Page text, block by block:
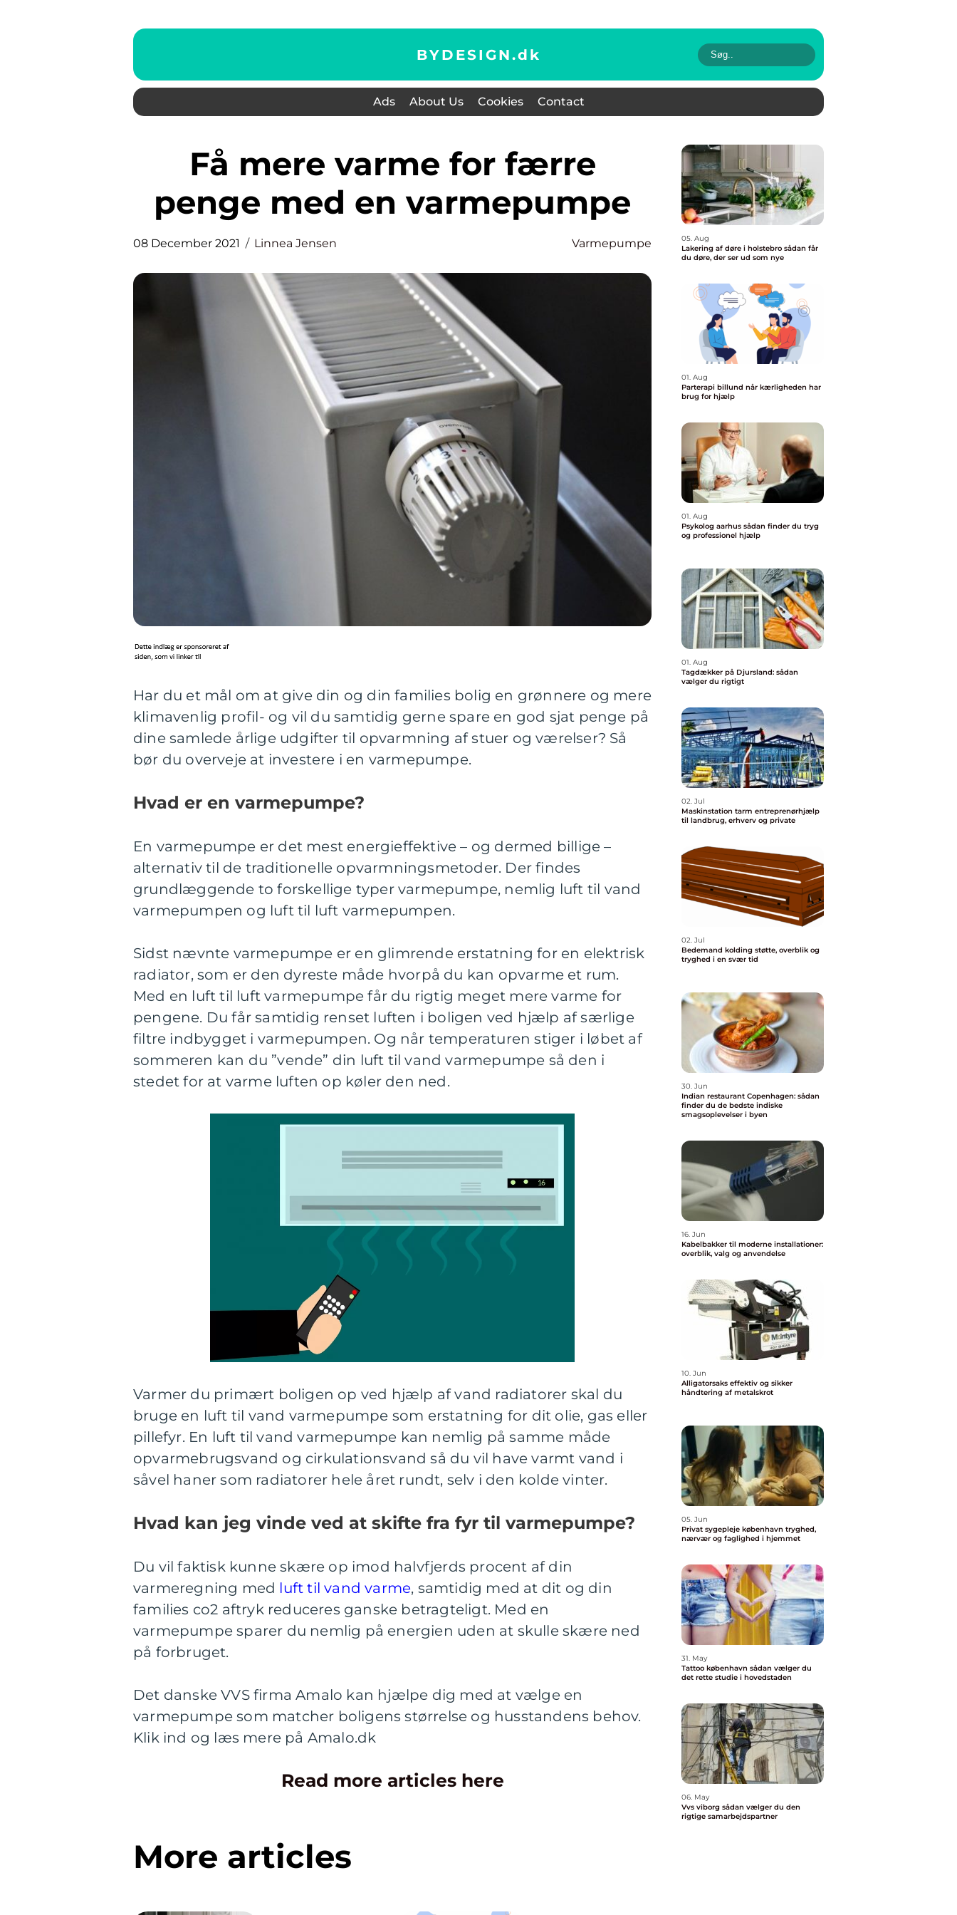
BYDESIGN.dk
Ads About Us Cookies Contact
Få mere varme for færre
penge med en varmepumpe
08 December 2021 Linnea Jensen Varmepumpe
Har du et mål om at give din og din families bolig en grønnere og mere
klimavenlig profil- og vil du samtidig gerne spare en god sjat penge på
dine samlede årlige udgifter til opvarmning af stuer og værelser? Så
bør du overveje at investere i en varmepumpe.
Hvad er en varmepumpe?
En varmepumpe er det mest energieffektive – og dermed billige –
alternativ til de traditionelle opvarmningsmetoder. Der findes
grundlæggende to forskellige typer varmepumpe, nemlig luft til vand
varmepumpen og luft til luft varmepumpen.
Sidst nævnte varmepumpe er en glimrende erstatning for en elektrisk
radiator, som er den dyreste måde hvorpå du kan opvarme et rum.
Med en luft til luft varmepumpe får du rigtig meget mere varme for
pengene. Du får samtidig renset luften i boligen ved hjælp af særlige
filtre indbygget i varmepumpen. Og når temperaturen stiger i løbet af
sommeren kan du ”vende” din luft til vand varmepumpe så den i
stedet for at varme luften op køler den ned.
Varmer du primært boligen op ved hjælp af vand radiatorer skal du
bruge en luft til vand varmepumpe som erstatning for dit olie, gas eller
pillefyr. En luft til vand varmepumpe kan nemlig på samme måde
opvarmebrugsvand og cirkulationsvand så du vil have varmt vand i
såvel haner som radiatorer hele året rundt, selv i den kolde vinter.
Hvad kan jeg vinde ved at skifte fra fyr til varmepumpe?
Du vil faktisk kunne skære op imod halvfjerds procent af din
varmeregning med luft til vand varme, samtidig med at dit og din
families co2 aftryk reduceres ganske betragteligt. Med en
varmepumpe sparer du nemlig på energien uden at skulle skære ned
på forbruget.
Det danske VVS firma Amalo kan hjælpe dig med at vælge en
varmepumpe som matcher boligens størrelse og husstandens behov.
Klik ind og læs mere på Amalo.dk
Read more articles here
More articles
05. Aug
Lakering af døre i holstebro sådan får
du døre, der ser ud som nye
01. Aug
Parterapi billund når kærligheden har
brug for hjælp
01. Aug
Psykolog aarhus sådan finder du tryg
og professionel hjælp
01. Aug
Tagdækker på Djursland: sådan
vælger du rigtigt
02. Jul
Maskinstation tarm entreprenørhjælp
til landbrug, erhverv og private
02. Jul
Bedemand kolding støtte, overblik og
tryghed i en svær tid
30. Jun
Indian restaurant Copenhagen: sådan
finder du de bedste indiske
smagsoplevelser i byen
16. Jun
Kabelbakker til moderne installationer:
overblik, valg og anvendelse
10. Jun
Alligatorsaks effektiv og sikker
håndtering af metalskrot
05. Jun
Privat sygepleje københavn tryghed,
nærvær og faglighed i hjemmet
31. May
Tattoo københavn sådan vælger du
det rette studie i hovedstaden
06. May
Vvs viborg sådan vælger du den
rigtige samarbejdspartner